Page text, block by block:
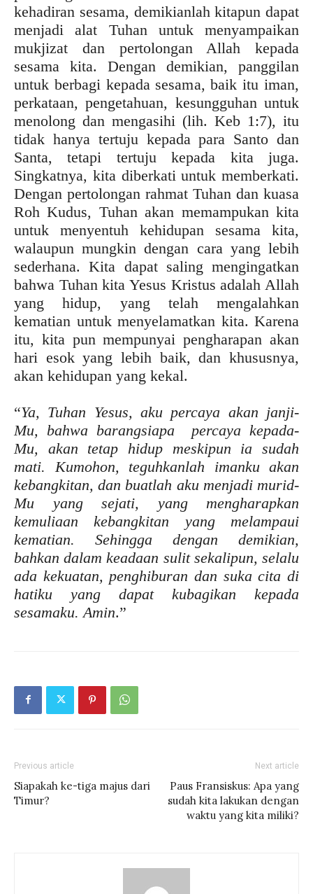
kehadiran sesama, demikianlah kitapun dapat
menjadi alat Tuhan untuk menyampaikan
mukjizat dan pertolongan Allah kepada
sesama kita. Dengan demikian, panggilan
untuk berbagi kepada sesama, baik itu iman,
perkataan, pengetahuan, kesungguhan untuk
menolong dan mengasihi (lih. Keb 1:7), itu
tidak hanya tertuju kepada para Santo dan
Santa, tetapi tertuju kepada kita juga.
Singkatnya, kita diberkati untuk memberkati.
Dengan pertolongan rahmat Tuhan dan kuasa
Roh Kudus, Tuhan akan memampukan kita
untuk menyentuh kehidupan sesama kita,
walaupun mungkin dengan cara yang lebih
sederhana. Kita dapat saling mengingatkan
bahwa Tuhan kita Yesus Kristus adalah Allah
yang hidup, yang telah mengalahkan
kematian untuk menyelamatkan kita. Karena
itu, kita pun mempunyai pengharapan akan
hari esok yang lebih baik, dan khususnya,
akan kehidupan yang kekal.
“Ya, Tuhan Yesus, aku percaya akan janji-
Mu, bahwa barangsiapa percaya kepada-
Mu, akan tetap hidup meskipun ia sudah
mati. Kumohon, teguhkanlah imanku akan
kebangkitan, dan buatlah aku menjadi murid-
Mu yang sejati, yang mengharapkan
kemuliaan kebangkitan yang melampaui
kematian. Sehingga dengan demikian,
bahkan dalam keadaan sulit sekalipun, selalu
ada kekuatan, penghiburan dan suka cita di
hatiku yang dapat kubagikan kepada
sesamaku. Amin.”
Previous article
Siapakah ke-tiga majus dari
Timur?
Next article
Paus Fransiskus: Apa yang
sudah kita lakukan dengan
waktu yang kita miliki?